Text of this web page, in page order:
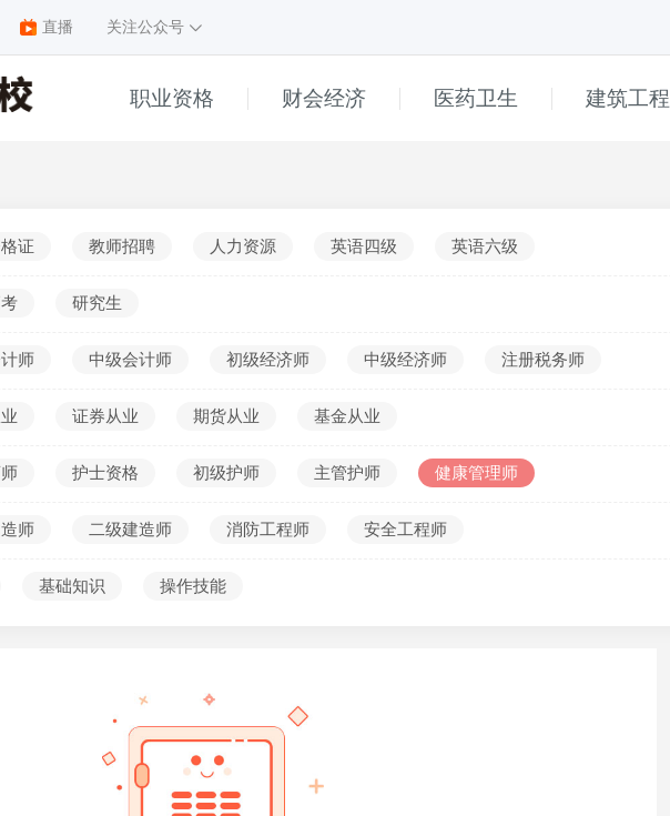
直播 关注公众号
课程
高中
6 普通话
真题解析
职业资格 财会经济 医药卫生 建筑工程
证 教师招聘 人力资源 英语四级 英语六级
研究生
师 中级会计师 初级经济师 中级经济师 注册税务师
证券从业 期货从业 基金从业
护士资格 初级护师 主管护师 健康管理师
师 二级建造师 消防工程师 安全工程师
基础知识 操作技能